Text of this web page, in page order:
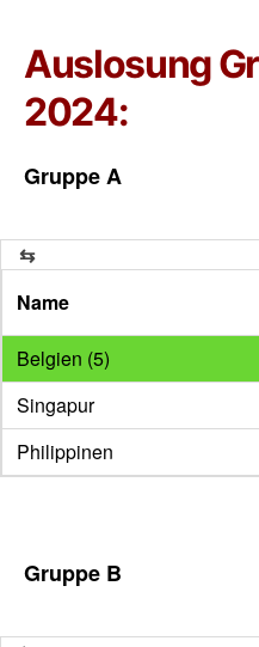
Auslosung
2024:
Gruppe A
Name
Belgien (5)
Singapur
Philippinen
Gruppe B